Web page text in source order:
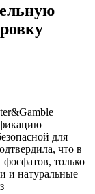
для
что в
только
и натуральные